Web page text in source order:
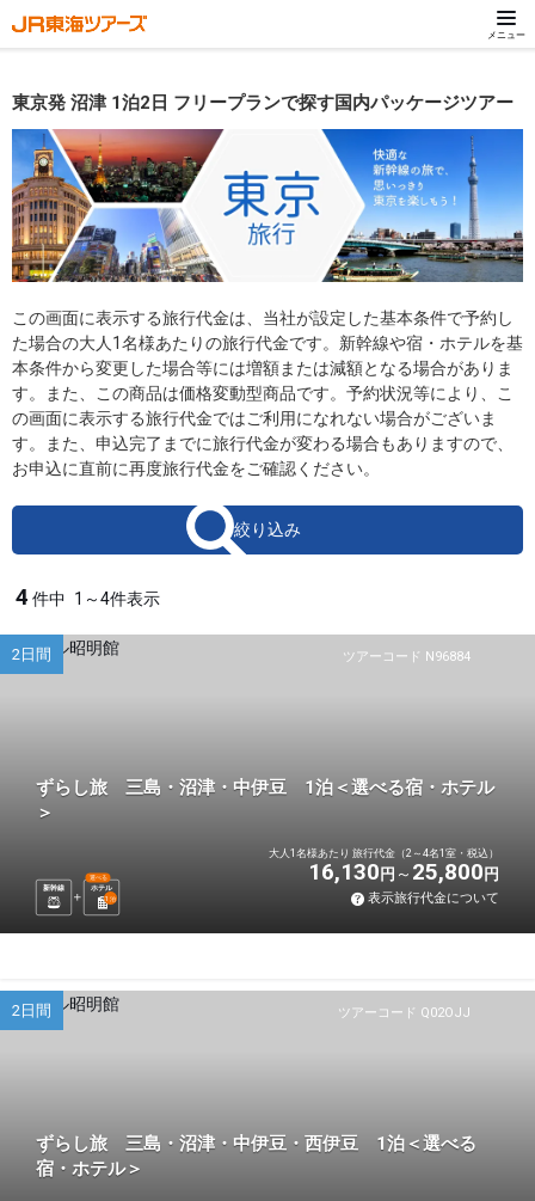
メニュー
東京発 沼津 1泊2日 フリープランで探す国内パッケージツアー
この画面に表示する旅行代金は、当社が設定した基本条件で予約し
た場合の大人1名様あたりの旅行代金です。新幹線や宿・ホテルを基
本条件から変更した場合等には増額または減額となる場合がありま
す。また、この商品は価格変動型商品です。予約状況等により、こ
の画面に表示する旅行代金ではご利用になれない場合がございま
す。また、申込完了までに旅行代金が変わる場合もありますので、
お申込に直前に再度旅行代金をご確認ください。
絞り込み
4 件中 1～4件表示
ツアーコード N96884
2日間
ずらし旅 三島・沼津・中伊豆 1泊＜選べる宿・ホテル
＞
新幹線 ホテル
選べる
1 泊
大人1名様あたり 旅行代金（2～4名1室・税込）
16,130 円 25,800 円
表示旅行代金について
ツアーコード Q02OJJ
2日間
ずらし旅 三島・沼津・中伊豆・西伊豆 1泊＜選べる
宿・ホテル＞